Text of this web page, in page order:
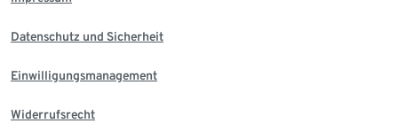
Datenschutz und Sicherheit
Einwilligungsmanagement
Widerrufsrecht